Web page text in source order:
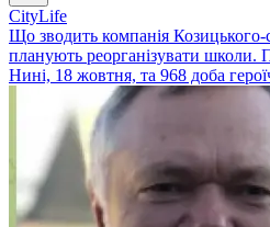
CityLife
Що зводить компанія Козицького-
планують реорганізувати школи.
Нині, 18 жовтня, та 968 доба